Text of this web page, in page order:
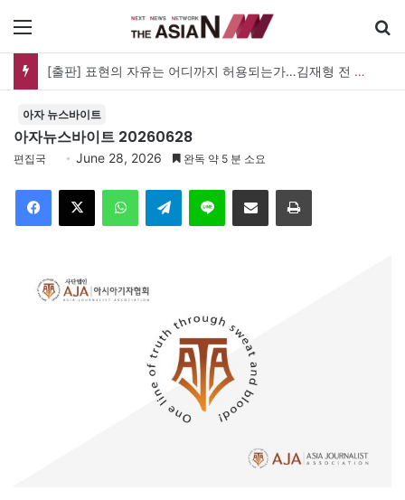
메뉴
[출판] 표현의 자유는 어디까지 허용되는가…김재형 전 대법관 ‘언론과 인격권’
아자 뉴스바이트
아자뉴스바이트 20260628
편집국 June 28, 2026 완독 약 5 분 소요
Facebook
X WhatsAppTelegramLine 이메일 인쇄